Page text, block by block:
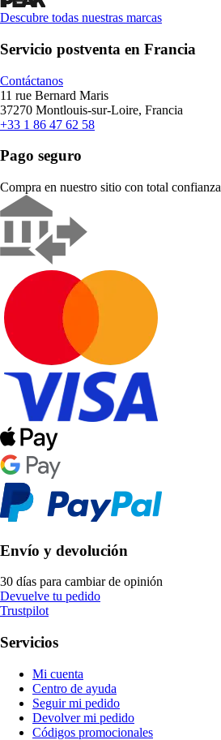
Descubre todas nuestras marcas
Servicio postventa en Francia
Contáctanos
11 rue Bernard Maris
37270 Montlouis-sur-Loire, Francia
+33 1 86 47 62 58
Pago seguro
Compra en nuestro sitio con total confianza
Envío y devolución
30 días para cambiar de opinión
Devuelve tu pedido
Trustpilot
Servicios
Mi cuenta
Centro de ayuda
Seguir mi pedido
Devolver mi pedido
Códigos promocionales